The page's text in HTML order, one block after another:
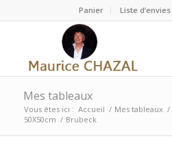
Panier Liste d’envies
Mes tableaux
Vous êtes ici : Accueil / Mes tableaux /
50X50cm / Brubeck